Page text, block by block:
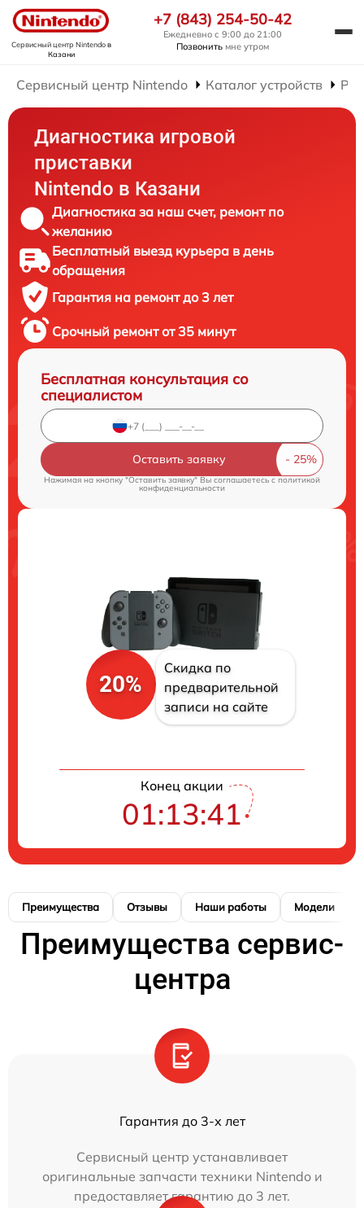
Сервисный центр Nintendoв
Казани
+7 (843) 254-50-42
Ежедневно с 9:00 до 21:00
Позвонить мне утром
Сервисный центр Nintendo Каталог устройств
Диагностика игровой
приставки
Nintendo в Казани
Диагностика за наш счет, ремонт по
желанию
Бесплатный выезд курьера в день
обращения
Гарантия на ремонт до 3 лет
Срочный ремонт от 35 минут
Бесплатная консультация со
специалистом
Оставить заявку
Нажимая на кнопку "Оставить заявку" Вы соглашаетесь c политикой
конфиденциальности
20%
Скидка по
предварительной
записи на сайте
Конец акции
01:13:41
Преимущества Отзывы Наши работы Модели
Преимущества сервис-
центра
Гарантия до 3-х лет
Сервисный центр устанавливает
оригинальные запчасти техники Nintendo и
предоставляет гарантию до 3 лет.